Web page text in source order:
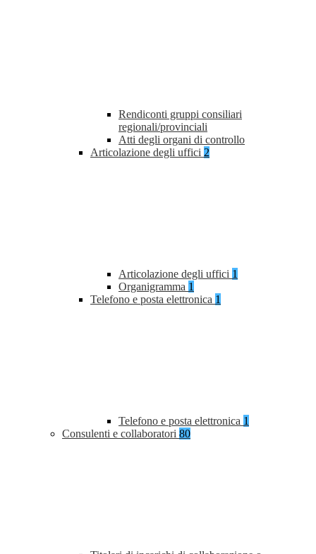
Rendiconti gruppi consiliari
regionali/provinciali
Atti degli organi di controllo
Articolazione degli uffici 2
Articolazione degli uffici 1
Organigramma 1
Telefono e posta elettronica 1
Telefono e posta elettronica 1
Consulenti e collaboratori 80